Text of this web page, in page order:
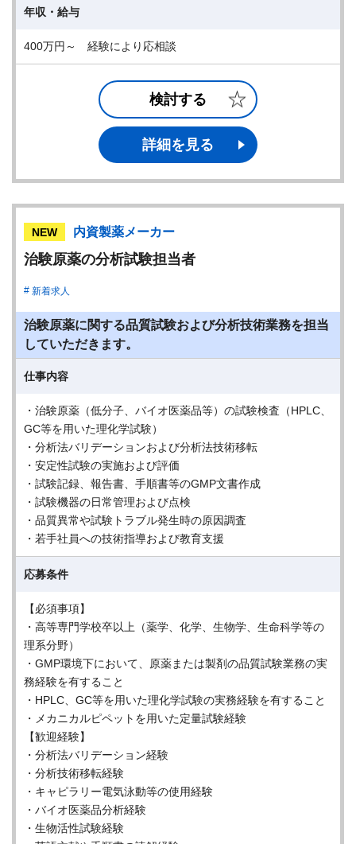
年収・給与
400万円～ 経験により応相談
検討する
詳細を見る
NEW 内資製薬メーカー
治験原薬の分析試験担当者
新着求人
治験原薬に関する品質試験および分析技術業務を担当
していただきます。
仕事内容
・治験原薬（低分子、バイオ医薬品等）の試験検査（HPLC、
GC等を用いた理化学試験）
・分析法バリデーションおよび分析法技術移転
・安定性試験の実施および評価
・試験記録、報告書、手順書等のGMP文書作成
・試験機器の日常管理および点検
・品質異常や試験トラブル発生時の原因調査
・若手社員への技術指導および教育支援
応募条件
【必須事項】
・高等専門学校卒以上（薬学、化学、生物学、生命科学等の
理系分野）
・GMP環境下において、原薬または製剤の品質試験業務の実
務経験を有すること
・HPLC、GC等を用いた理化学試験の実務経験を有すること
・メカニカルピペットを用いた定量試験経験
【歓迎経験】
・分析法バリデーション経験
・分析技術移転経験
・キャピラリー電気泳動等の使用経験
・バイオ医薬品分析経験
・生物活性試験経験